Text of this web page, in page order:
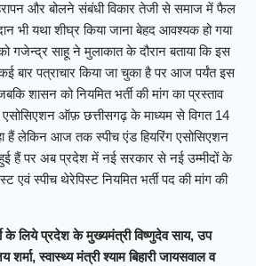
और बोलने संबंधी विकार तेजी से समाज में फैल
भी यथा शीघ्र किया जाना बेहद आवश्यक हो गया
गजेन्द्र साहू ने मुलाकात के दौरान बताया कि इस
बार पत्राचार किया जा चुका है पर आज पर्यंत इस
शासन को नियमित भर्ती की मांग का प्रस्ताव
एसोसिएशन ऑफ़ छत्तीसगढ़ के माध्यम से विगत 14
हैं लेकिन आज तक स्पीच एंड हियरिंग एसोसिएशन
हुई हैं पर अब प्रदेश में नई सरकार से नई उम्मीदों के
एवं स्पीच थेरेपिस्ट नियमित भर्ती पद की मांग की
के लिये प्रदेश के मुख्यमंत्री विष्णुदेव साय, उप
स्वास्थ्य मंत्री श्याम बिहारी जायसवाल व